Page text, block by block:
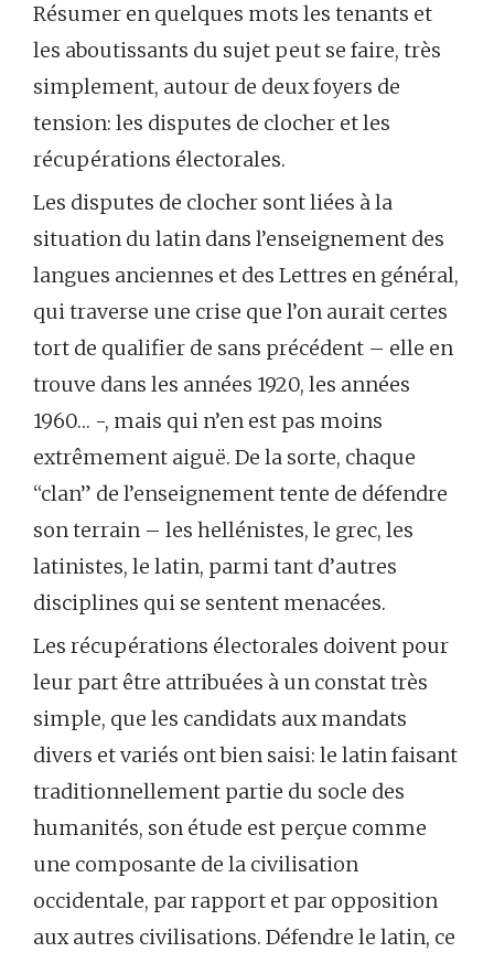
Résumer en quelques mots les tenants et
les aboutissants du sujet peut se faire, très
simplement, autour de deux foyers de
tension: les disputes de clocher et les
récupérations électorales.
Les disputes de clocher sont liées à la
situation du latin dans l’enseignement des
langues anciennes et des Lettres en général,
qui traverse une crise que l’on aurait certes
tort de qualifier de sans précédent – elle en
trouve dans les années 1920, les années
1960… -, mais qui n’en est pas moins
extrêmement aiguë. De la sorte, chaque
“clan” de l’enseignement tente de défendre
son terrain – les hellénistes, le grec, les
latinistes, le latin, parmi tant d’autres
disciplines qui se sentent menacées.
Les récupérations électorales doivent pour
leur part être attribuées à un constat très
simple, que les candidats aux mandats
divers et variés ont bien saisi: le latin faisant
traditionnellement partie du socle des
humanités, son étude est perçue comme
une composante de la civilisation
occidentale, par rapport et par opposition
aux autres civilisations. Défendre le latin, ce